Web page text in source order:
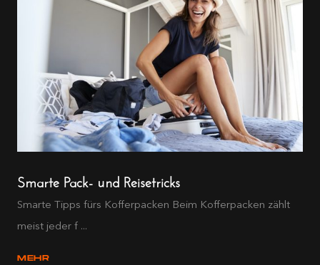
Smarte Pack- und Reisetricks
Smarte Tipps fürs Kofferpacken Beim Kofferpacken zählt
meist jeder f ...
MEHR